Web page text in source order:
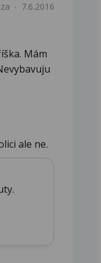
7.6.2016
Mám
ale ne.